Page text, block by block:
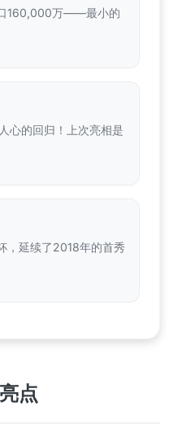
160,000万——最小的
心的回归！上次亮相是
，延续了2018年的首秀
点